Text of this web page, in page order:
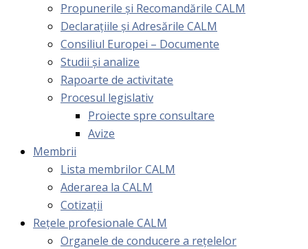
Propunerile și Recomandările CALM
Declarațiile și Adresările CALM
Consiliul Europei – Documente
Studii și analize
Rapoarte de activitate
Procesul legislativ
Proiecte spre consultare
Avize
Membrii
Lista membrilor CALM
Aderarea la CALM
Cotizaţii
Rețele profesionale CALM
Organele de conducere a rețelelor